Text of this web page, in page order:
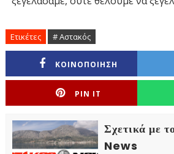
Ετικέτες # Αστακός
ΚΟΙΝΟΠΟΙΗΣΗ
PIN IT
Σχετικά με
News